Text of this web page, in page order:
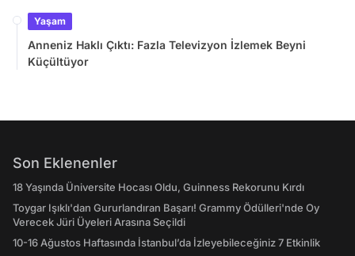
Yaşam
Anneniz Haklı Çıktı: Fazla Televizyon İzlemek Beyni
Küçültüyor
Son Eklenenler
18 Yaşında Üniversite Hocası Oldu, Guinness Rekorunu Kırdı
Toygar Işıklı'dan Gururlandıran Başarı! Grammy Ödülleri'nde Oy
Verecek Jüri Üyeleri Arasına Seçildi
10-16 Ağustos Haftasında İstanbul’da İzleyebileceğiniz 7 Etkinlik